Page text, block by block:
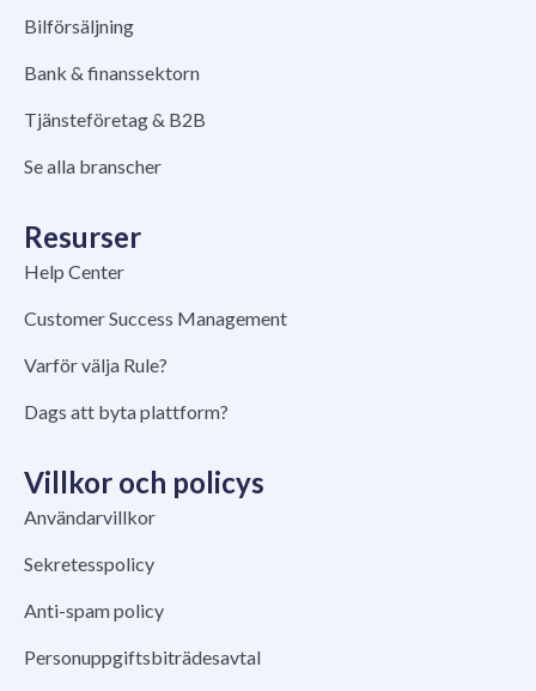
Bilförsäljning
Bank & finanssektorn
Tjänsteföretag & B2B
Se alla branscher
Resurser
Help Center
Customer Success Management
Varför välja Rule?
Dags att byta plattform?
Villkor och policys
Användarvillkor
Sekretesspolicy
Anti-spam policy
Personuppgiftsbiträdesavtal